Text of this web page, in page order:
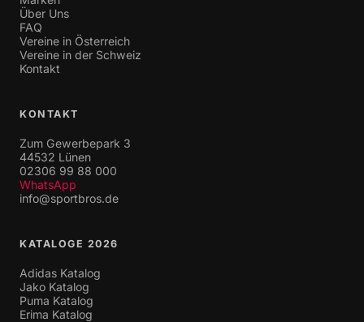
Über Uns
FAQ
Vereine in Österreich
Vereine in der Schweiz
Kontakt
KONTAKT
Zum Gewerbepark 3
44532 Lünen
02306 99 88 000
WhatsApp
info@sportbros.de
KATALOGE 2026
Adidas Katalog
Jako Katalog
Puma Katalog
Erima Katalog